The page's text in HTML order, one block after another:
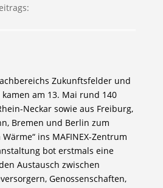
Zukunftsfelder und
am 13. Mai rund 140
Neckar sowie aus Freiburg,
Bremen und Berlin zum
ins MAFINEX-Zentrum
bot erstmals eine
Austausch zwischen
Genossenschaften,